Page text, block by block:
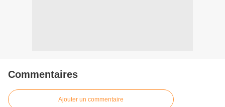
Commentaires
Ajouter un commentaire